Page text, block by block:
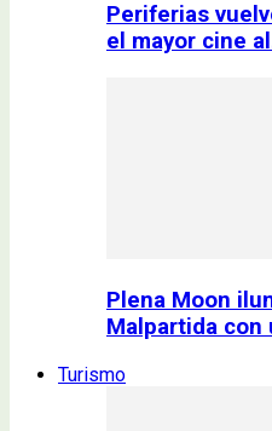
Periferias
el mayor cine
Plena Moon
Malpartida con
Turismo